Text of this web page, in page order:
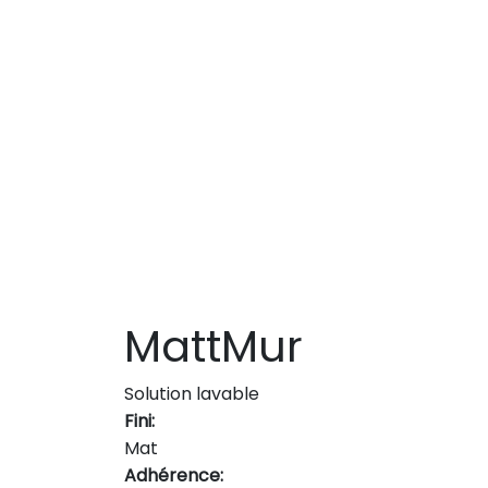
MattMur
Solution lavable
Fini:
Mat
Adhérence: